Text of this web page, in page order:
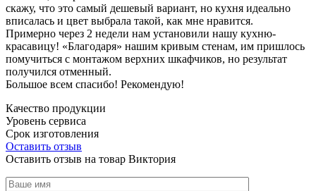
скажу, что это самый дешевый вариант, но кухня идеально
вписалась и цвет выбрала такой, как мне нравится.
Примерно через 2 недели нам установили нашу кухню-
красавицу! «Благодаря» нашим кривым стенам, им пришлось
помучиться с монтажом верхних шкафчиков, но результат
получился отменный.
Большое всем спасибо! Рекомендую!
Качество продукции
Уровень сервиса
Срок изготовления
Оставить отзыв
Оставить отзыв на товар Виктория